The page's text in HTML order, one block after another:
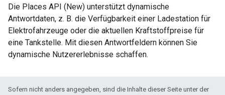
Die Places API (New) unterstützt dynamische
Antwortdaten, z. B. die Verfügbarkeit einer Ladestation für
Elektrofahrzeuge oder die aktuellen Kraftstoffpreise für
eine Tankstelle. Mit diesen Antwortfeldern können Sie
dynamische Nutzererlebnisse schaffen.
Sofern nicht anders angegeben, sind die Inhalte dieser Seite unter der